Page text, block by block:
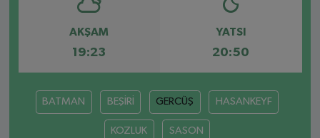
AKŞAM
19:23
YATSI
20:50
BATMAN BEŞİRİ GERCÜŞ HASANKEYF
KOZLUK SASON